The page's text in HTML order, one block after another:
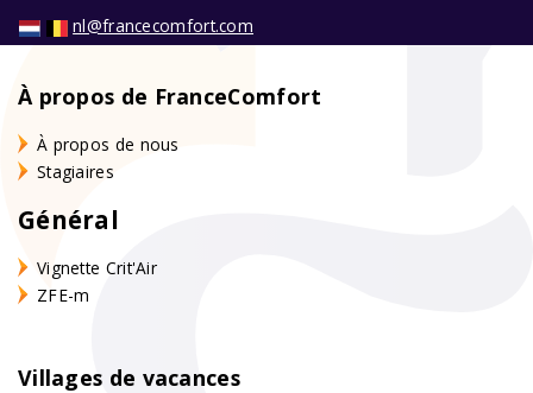
nl@francecomfort.com
À propos de FranceComfort
À propos de nous
Stagiaires
Général
Vignette Crit'Air
ZFE-m
Villages de vacances